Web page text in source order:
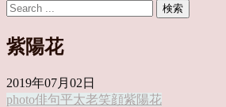
紫陽花
2019年07月02日
photo俳句平太老笑顔紫陽花